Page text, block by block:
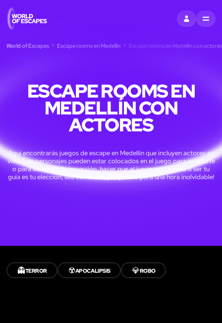
ENTRARMENU
World of Escapes Escape rooms en Medellín Escape rooms en Medellín con actores
ESCAPE ROOMS EN
MEDELLÍN CON
ACTORES
Aquí encontrarás juegos de escape en Medellín que incluyen actores en
vivo. Los personajes pueden estar colocados en el juego para asustarte
o para aumentar la inmersión, hacer que el juego sea un reto o ser tu
guía es tu elección, sea como sea, ¡Prepárate para una hora inolvidable!
👻TERROR ☢️APOCALIPSIS 💎ROBO